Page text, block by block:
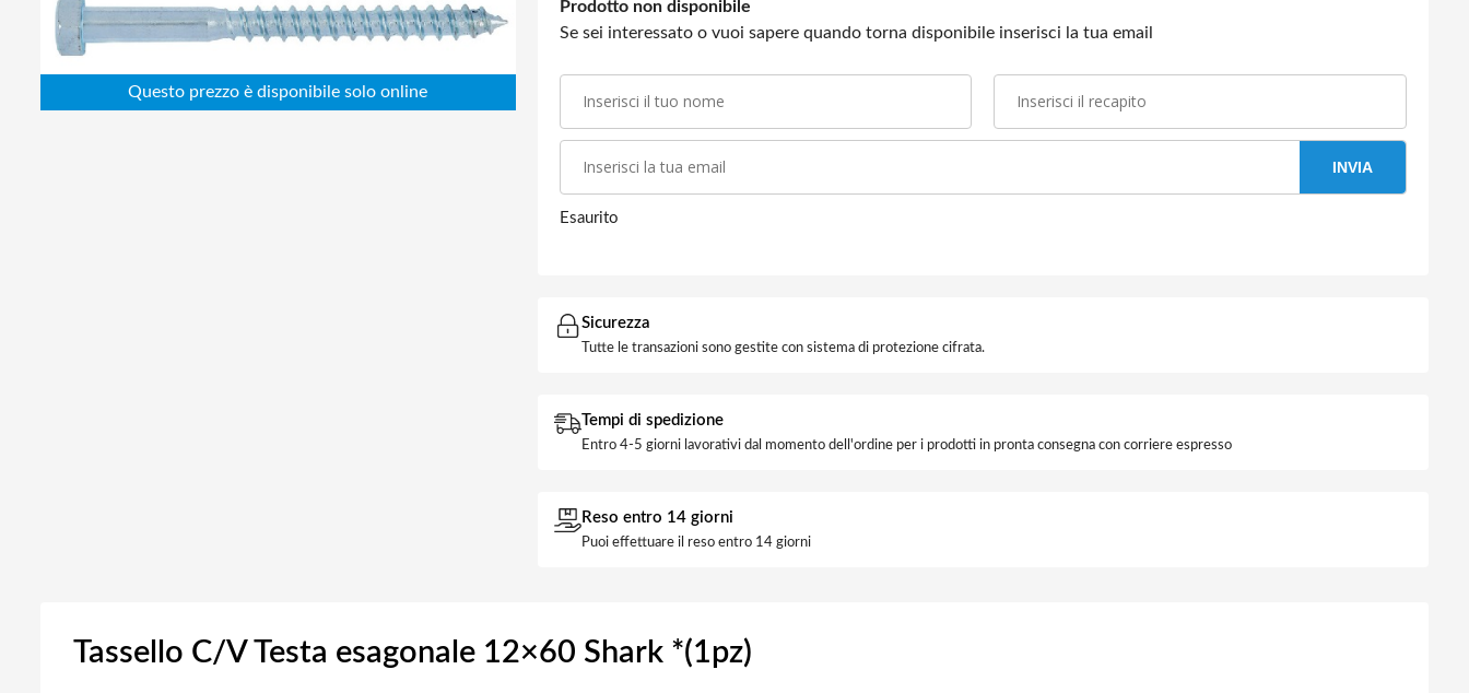
Abbigliamento da lavoro
Batterie
Prodotto non disponibile
Se sei interessato o vuoi sapere quando torna disponibile inserisci la tua email
INVIA
Esaurito
Sicurezza
Tutte le transazioni sono gestite con sistema di protezione cifrata.
Tempi di spedizione
Entro 4-5 giorni lavorativi dal momento dell'ordine per i prodotti in pronta consegna con corriere espresso
Reso entro 14 giorni
Puoi effettuare il reso entro 14 giorni
Tassello C/V Testa esagonale 12×60 Shark *(1pz)